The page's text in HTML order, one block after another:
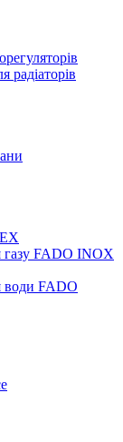
радіаторів
газу FADO INOX
води FADO